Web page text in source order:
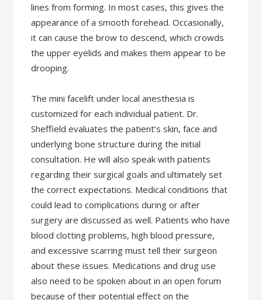
lines from forming. In most cases, this gives the
appearance of a smooth forehead. Occasionally,
it can cause the brow to descend, which crowds
the upper eyelids and makes them appear to be
drooping.
The mini facelift under local anesthesia is
customized for each individual patient. Dr.
Sheffield evaluates the patient’s skin, face and
underlying bone structure during the initial
consultation. He will also speak with patients
regarding their surgical goals and ultimately set
the correct expectations. Medical conditions that
could lead to complications during or after
surgery are discussed as well. Patients who have
blood clotting problems, high blood pressure,
and excessive scarring must tell their surgeon
about these issues. Medications and drug use
also need to be spoken about in an open forum
because of their potential effect on the